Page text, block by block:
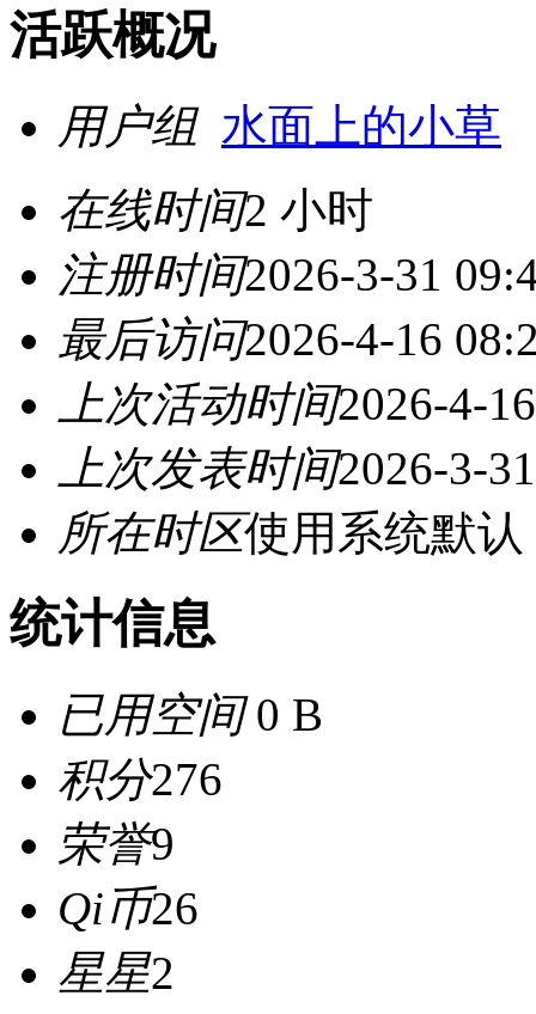
活跃概况
用户组 水面上的小草
在线时间2 小时
注册时间2026-3-31
最后访问2026-4-16
上次活动时间2026-4-
上次发表时间2026-3-
所在时区使用系统默认
统计信息
已用空间0 B
积分276
荣誉9
Qi币26
星星2